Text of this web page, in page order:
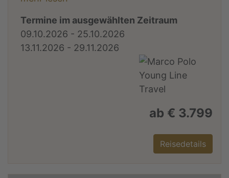
Termine im ausgewählten Zeitraum
09.10.2026 - 25.10.2026
13.11.2026 - 29.11.2026
ab € 3.799
Reisedetails